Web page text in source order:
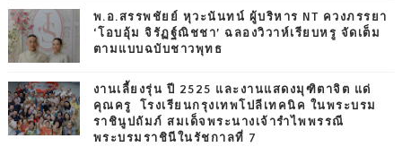
พ.อ.สรรพชัยย์ หุวะนันทน์ ผู้บริหาร NT ควงภรรยา
‘โอบอุ้ม จิรัฏฐ์ณิชชา’ ฉลองวิวาห์เรียบหรู จัดเต็ม
ตามแบบฉบับชาวพุทธ
งานเลี้ยงรุ่น ปี 2525 และงานแสดงมุฑิตาจิต แด่
คุณครู โรงเรียนกรุงเทพโปลีเทคนิค ในพระบรม
ราชินูปถัมภ์ สมเด็จพระนางเจ้ารำไพพรรณี
พระบรมราชินีในรัชกาลที่ 7